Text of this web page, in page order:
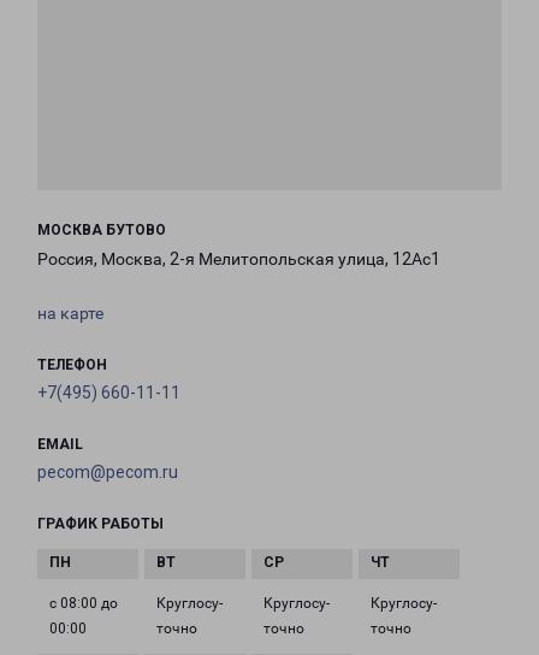
МОСКВА БУТОВО
Россия, Москва, 2-я Мелитопольская улица, 12Ас1
на карте
ТЕЛЕФОН
+7(495) 660-11-11
EMAIL
pecom@pecom.ru
ГРАФИК РАБОТЫ
с 08:00 до
00:00
Круглосу­
точно
Круглосу­
точно
Круглосу­
точно